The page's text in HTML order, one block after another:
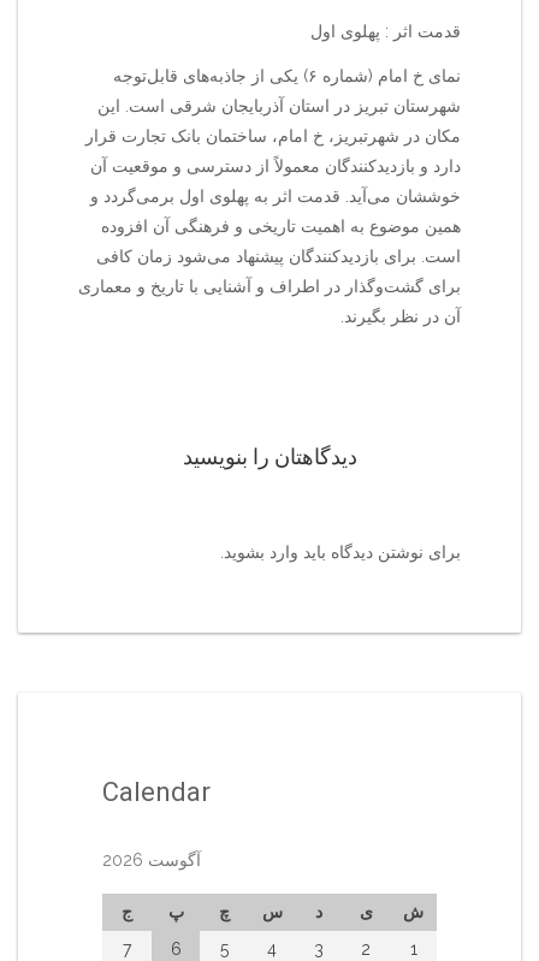
قدمت اثر : پهلوی اول
نمای خ امام (شماره ۶) یکی از جاذبه‌های قابل‌توجه
شهرستان تبریز در استان آذربایجان شرقی است. این
مکان در شهرتبریز، خ امام، ساختمان بانک تجارت قرار
دارد و بازدیدکنندگان معمولاً از دسترسی و موقعیت آن
خوششان می‌آید. قدمت اثر به پهلوی اول برمی‌گردد و
همین موضوع به اهمیت تاریخی و فرهنگی آن افزوده
است. برای بازدیدکنندگان پیشنهاد می‌شود زمان کافی
برای گشت‌وگذار در اطراف و آشنایی با تاریخ و معماری
آن در نظر بگیرند.
دیدگاهتان را بنویسید
برای نوشتن دیدگاه باید وارد بشوید
Calendar
آگوست 2026
ش ی د س چ پ
ج
1
2
3
4
5
6
7